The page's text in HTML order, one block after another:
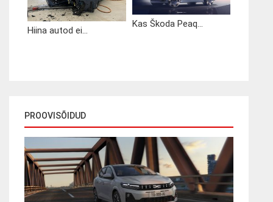
Hiina autod ei...
Kas Škoda Peaq...
PROOVISÕIDUD